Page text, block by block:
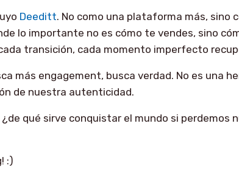
Deeditt. No como una plataforma más, sino
lo importante no es cómo te vendes, sino
transición, cada momento imperfecto
más engagement, busca verdad. No es una
de nuestra autenticidad.
¿de qué sirve conquistar el mundo si perdemos
:)